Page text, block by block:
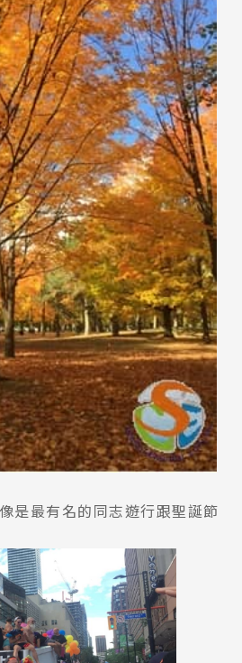
最新消息
優惠
擇
是最有名的同志遊行跟聖誕節